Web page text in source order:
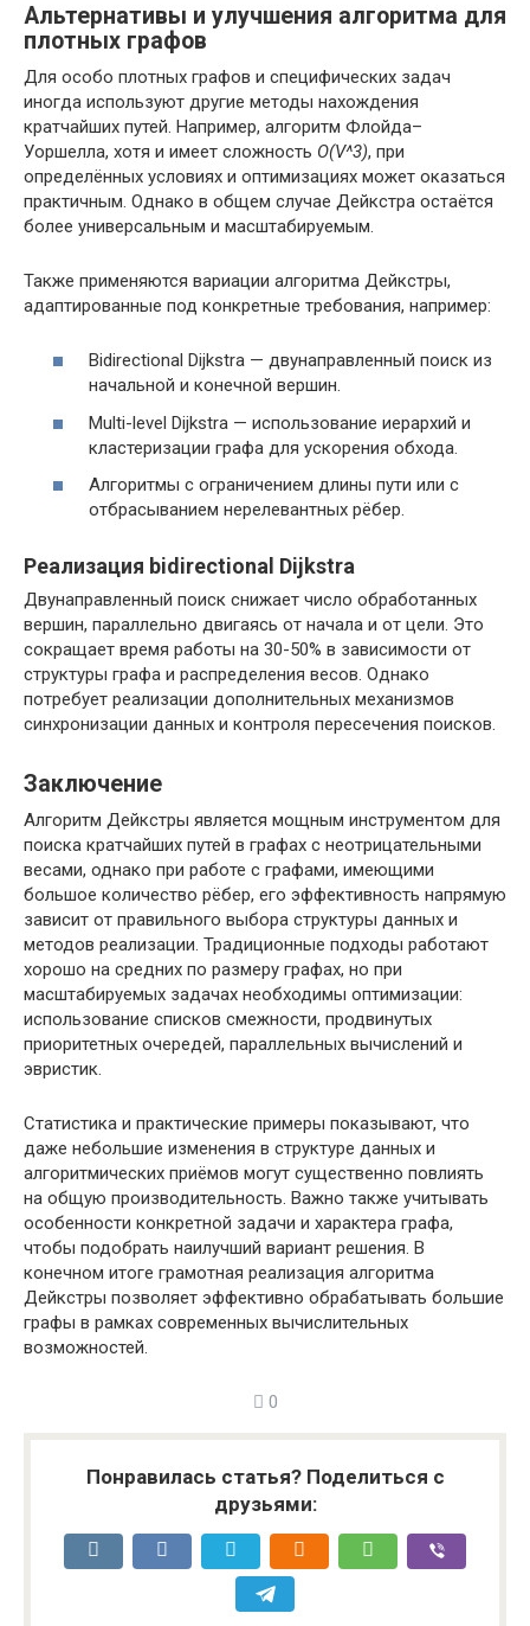
Альтернативы и улучшения алгоритма для
плотных графов
Для особо плотных графов и специфических задач
иногда используют другие методы нахождения
кратчайших путей. Например, алгоритм Флойда–
Уоршелла, хотя и имеет сложность O(V^3), при
определённых условиях и оптимизациях может оказаться
практичным. Однако в общем случае Дейкстра остаётся
более универсальным и масштабируемым.
Также применяются вариации алгоритма Дейкстры,
адаптированные под конкретные требования, например:
Bidirectional Dijkstra — двунаправленный поиск из
начальной и конечной вершин.
Multi-level Dijkstra — использование иерархий и
кластеризации графа для ускорения обхода.
Алгоритмы с ограничением длины пути или с
отбрасыванием нерелевантных рёбер.
Реализация bidirectional Dijkstra
Двунаправленный поиск снижает число обработанных
вершин, параллельно двигаясь от начала и от цели. Это
сокращает время работы на 30-50% в зависимости от
структуры графа и распределения весов. Однако
потребует реализации дополнительных механизмов
синхронизации данных и контроля пересечения поисков.
Заключение
Алгоритм Дейкстры является мощным инструментом для
поиска кратчайших путей в графах с неотрицательными
весами, однако при работе с графами, имеющими
большое количество рёбер, его эффективность напрямую
зависит от правильного выбора структуры данных и
методов реализации. Традиционные подходы работают
хорошо на средних по размеру графах, но при
масштабируемых задачах необходимы оптимизации:
использование списков смежности, продвинутых
приоритетных очередей, параллельных вычислений и
эвристик.
Статистика и практические примеры показывают, что
даже небольшие изменения в структуре данных и
алгоритмических приёмов могут существенно повлиять
на общую производительность. Важно также учитывать
особенности конкретной задачи и характера графа,
чтобы подобрать наилучший вариант решения. В
конечном итоге грамотная реализация алгоритма
Дейкстры позволяет эффективно обрабатывать большие
графы в рамках современных вычислительных
возможностей.
0
Понравилась статья? Поделиться с
друзьями: